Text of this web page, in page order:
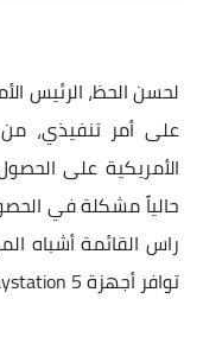
لحسن الحظ، الرئيس
على أمر تنفيذي، من
الأمريكية على
حالياً مشكلة في
راس القائمة أشباه
توافر أجهزة Playstation 5 والبطاقات الرسومية.